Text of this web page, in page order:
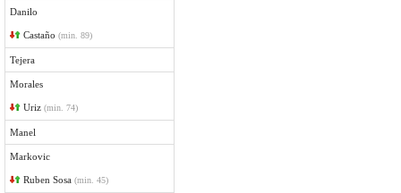
Danilo
Castaño (min. 89)
Tejera
Morales
Uriz (min. 74)
Manel
Markovic
Ruben Sosa (min. 45)